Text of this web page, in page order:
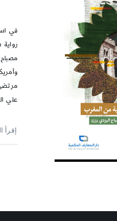
في
علي
إقرأ